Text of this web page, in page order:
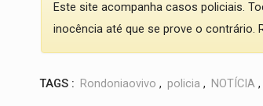
Este site acompanha casos policiais.
inocência até que se prove o contrário.
TAGS : Rondoniaovivo , policia , NOTÍCIA ,